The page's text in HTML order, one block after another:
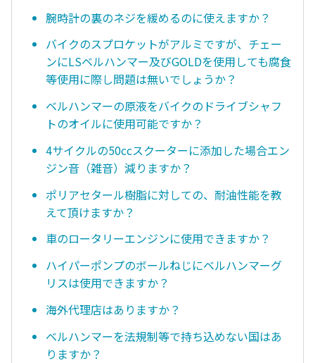
腕時計の裏のネジを緩めるのに使えますか？
バイクのスプロケットがアルミですが、チェー
ンにLSベルハンマー及びGOLDを使用しても腐食
等使用に際し問題は無いでしょうか？
ベルハンマーの原液をバイクのドライブシャフ
トのオイルに使用可能ですか？
4サイクルの50ccスクーターに添加した場合エン
ジン音（雑音）減りますか？
ポリアセタール樹脂に対しての、耐油性能を教
えて頂けますか？
車のロータリーエンジンに使用できますか？
ハイパーポンプのボールねじにベルハンマーグ
リスは使用できますか？
海外代理店はありますか？
ベルハンマーを法規制等で持ち込めない国はあ
りますか？